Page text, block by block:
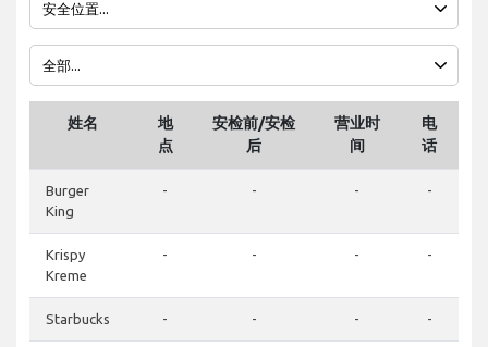
姓名
地
点
安检前/安检
后
营业时
间
电
话
Burger
King
- - - -
Krispy
Kreme
- - - -
Starbucks - - - -